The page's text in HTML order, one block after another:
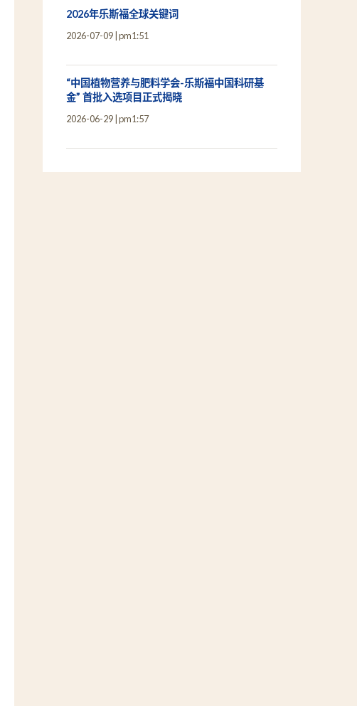
2026年乐斯福全球关键词
2026-07-09 pm1:51
“中国植物营养与肥料学会-乐斯福中国科研基
金” 首批入选项目正式揭晓
2026-06-29 pm1:57